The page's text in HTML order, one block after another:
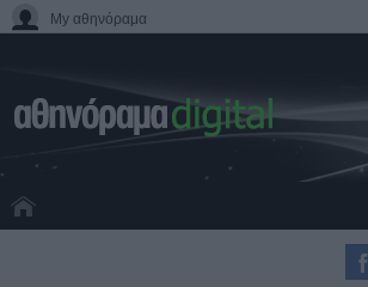
My αθηνόραμα